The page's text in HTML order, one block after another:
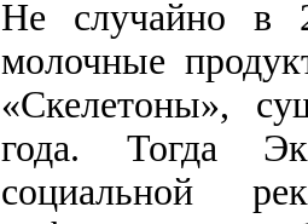
Не случайно в
молочные
«Скелетоны»,
года. Тогда
социальной